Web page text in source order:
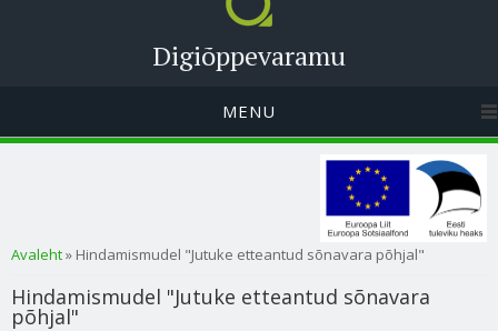
Digiõppevaramu
MENU
Sa oled siin
Avaleht» Hindamismudel "Jutuke etteantud sõnavara põhjal"
Hindamismudel "Jutuke etteantud sõnavara
põhjal"